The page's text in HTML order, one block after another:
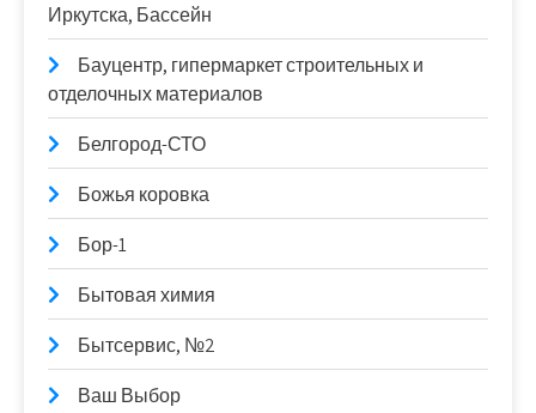
Иркутска, Бассейн
Бауцентр, гипермаркет строительных и
отделочных материалов
Белгород-СТО
Божья коровка
Бор-1
Бытовая химия
Бытсервис, №2
Ваш Выбор